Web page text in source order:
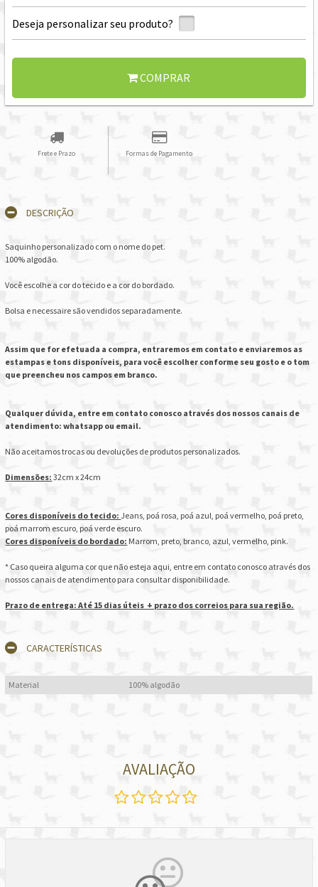
Deseja personalizar seu produto?
COMPRAR
Frete e Prazo Formas de Pagamento
DESCRIÇÃO
Saquinho personalizado com o nome do pet.
100% algodão.
Você escolhe a cor do tecido e a cor do bordado.
Bolsa e necessaire são vendidos separadamente.
Assim que for efetuada a compra, entraremos em contato e enviaremos as
estampas e tons disponíveis, para você escolher conforme seu gosto e o tom
que preencheu nos campos em branco.
Qualquer dúvida, entre em contato conosco através dos nossos canais de
atendimento: whatsapp ou email.
Não aceitamos trocas ou devoluções de produtos personalizados.
Dimensões: 32cm x 24cm
Cores disponíveis do tecido:Jeans, poá rosa, poá azul, poá vermelho, poá preto,
poá marrom escuro, poá verde escuro.
Cores disponíveis do bordado: Marrom, preto, branco, azul, vermelho, pink.
* Caso queira alguma cor que não esteja aqui, entre em contato conosco através dos
nossos canais de atendimento para consultar disponibilidade.
Prazo de entrega: Até 15 dias úteis + prazo dos correios para sua região.
CARACTERÍSTICAS
Material 100% algodão
AVALIAÇÃO